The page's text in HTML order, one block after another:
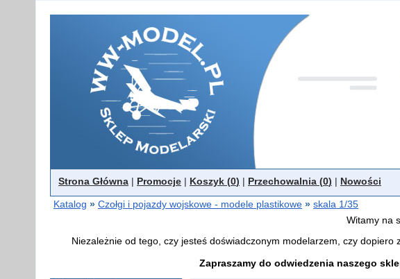
Strona Główna | Promocje | Koszyk (0) | Przechowalnia (0) | Nowości
Katalog » Czołgi i pojazdy wojskowe - modele plastikowe » skala 1/35
Witamy na
Niezależnie od tego, czy jesteś doświadczonym modelarzem, czy
Zapraszamy do odwiedzenia naszego